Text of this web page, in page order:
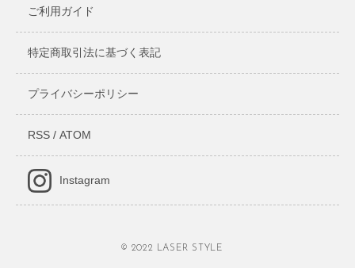
ご利用ガイド
特定商取引法に基づく表記
プライバシーポリシー
RSS/ ATOM
Instagram
© 2022 LASER STYLE